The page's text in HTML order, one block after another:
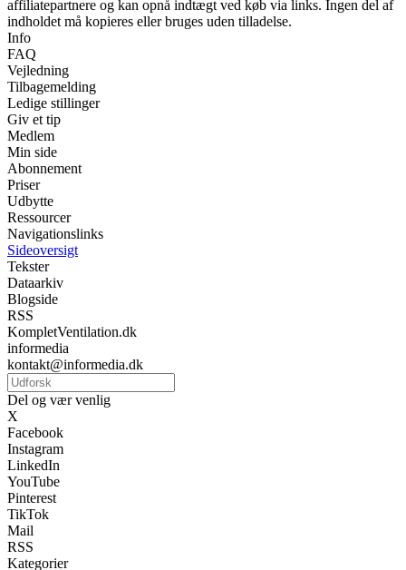
affiliatepartnere og kan opnå indtægt ved køb via links. Ingen del af
indholdet må kopieres eller bruges uden tilladelse.
Info
FAQ
Vejledning
Tilbagemelding
Ledige stillinger
Giv et tip
Medlem
Min side
Abonnement
Priser
Udbytte
Ressourcer
Navigationslinks
Sideoversigt
Tekster
Dataarkiv
Blogside
RSS
KompletVentilation.dk
informedia
kontakt@informedia.dk
Del og vær venlig
X
Facebook
Instagram
LinkedIn
YouTube
Pinterest
TikTok
Mail
RSS
Kategorier